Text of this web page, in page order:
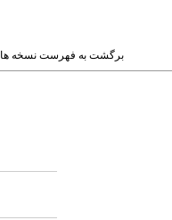
برگشت به فهرست نسخه ها